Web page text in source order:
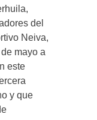
del
Neiva,
mayo a
este
y que